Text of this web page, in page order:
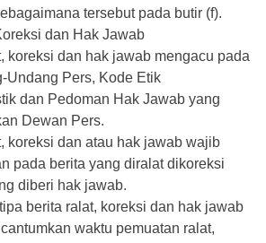
tersebut pada butir (f).
dan Hak Jawab
koreksi dan hak jawab mengacu pada
Undang Pers, Kode Etik
dan Pedoman Hak Jawab yang
Dewan Pers.
koreksi dan atau hak jawab wajib
pada berita yang diralat dikoreksi
diberi hak jawab.
berita ralat, koreksi dan hak jawab
waktu pemuatan ralat,